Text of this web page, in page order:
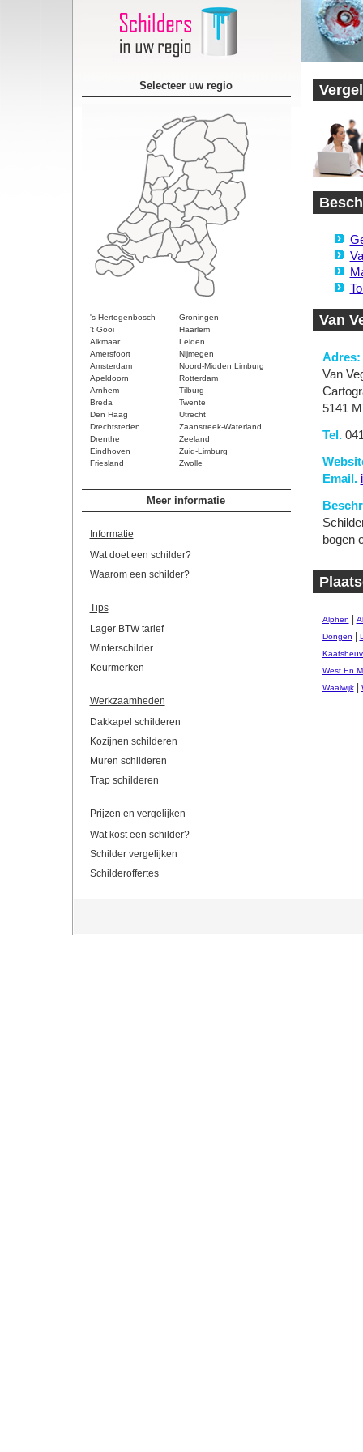
Selecteer uw regio
's-Hertogenbosch
Groningen
't Gooi
Haarlem
Alkmaar
Leiden
Amersfoort
Nijmegen
Amsterdam
Noord-Midden Limburg
Apeldoorn
Rotterdam
Arnhem
Tilburg
Breda
Twente
Den Haag
Utrecht
Drechtsteden
Zaanstreek-Waterland
Drenthe
Zeeland
Eindhoven
Zuid-Limburg
Friesland
Zwolle
Meer informatie
Informatie
Wat doet een schilder?
Waarom een schilder?
Tips
Lager BTW tarief
Winterschilder
Keurmerken
Werkzaamheden
Dakkapel schilderen
Kozijnen schilderen
Muren schilderen
Trap schilderen
Prijzen en vergelijken
Wat kost een schilder?
Schilder vergelijken
Schilderoffertes
Van
Adres:
Van
5141
Tel.
Email.
bogen
Alphen
Dongen
West En
Waalwijk|